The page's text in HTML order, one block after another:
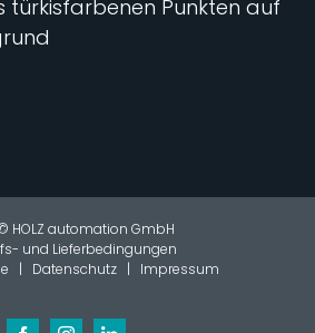
HOLZ automation GmbH
und Lieferbedingungen
| Datenschutz | Impressum